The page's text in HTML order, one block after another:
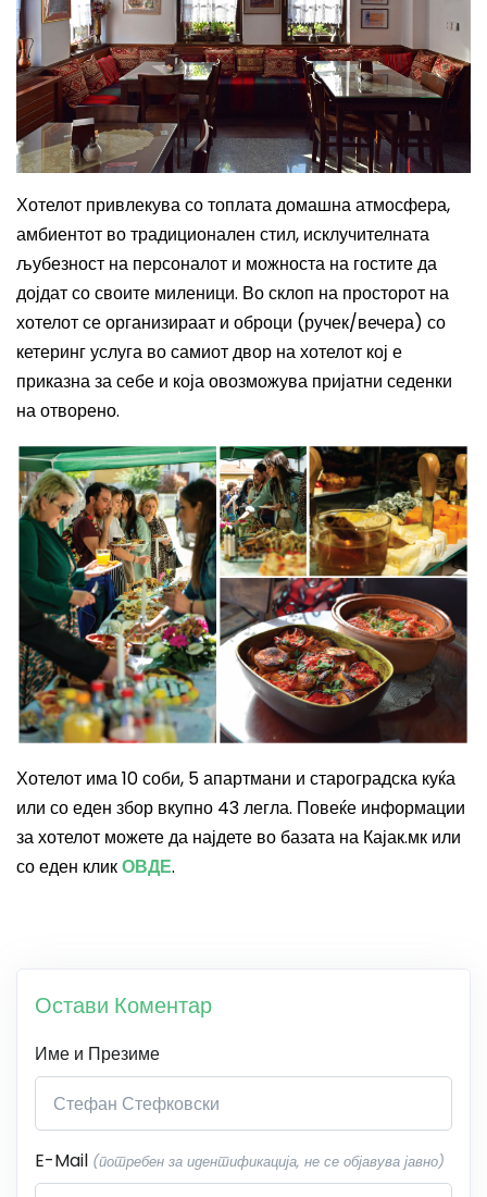
Хотелот привлекува со топлата домашна атмосфера,
амбиентот во традиционален стил, исклучителната
љубезност на персоналот и можноста на гостите да
дојдат со своите миленици. Во склоп на просторот на
хотелотсеорганизираат и оброци (ручек/вечера) со
кетеринг услуга во самиотдвор на хотелот кој е
приказна за себе и која овозможува пријатни седенки
на отворено.
Хотелот има 10 соби, 5 апартмани и староградска куќа
или со еден збор вкупно 43 легла. Повеќе информации
за хотелот можете да најдете во базата на Кајак.мк или
со еден кликОВДЕ.
Остави Коментар
Име и Презиме
E-Mail (потребен за идентификација, не се објавува јавно)